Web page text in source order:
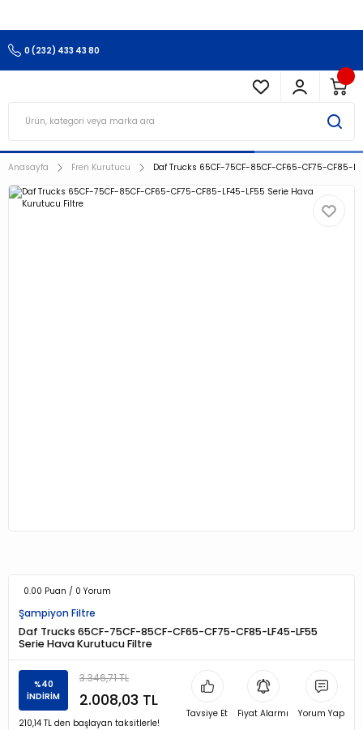
0 (232) 433 43 80
Anasayfa Fren Kurutucu Daf Trucks 65CF-75CF-85CF-CF65-CF75-CF85-
0.00 Puan / 0 Yorum
Şampiyon Filtre
Daf Trucks 65CF-75CF-85CF-CF65-CF75-CF85-LF45-LF55
Serie Hava Kurutucu Filtre
%40
İNDİRİM
3.346,71 TL
2.008,03 TL
210,14 TL den başlayan taksitlerle!
Tavsiye Et Fiyat Alarmı Yorum Yap